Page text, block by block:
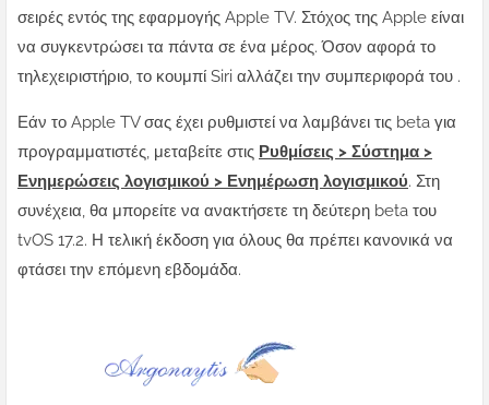
σειρές εντός της εφαρμογής Apple TV. Στόχος της Apple είναι
να συγκεντρώσει τα πάντα σε ένα μέρος. Όσον αφορά το
τηλεχειριστήριο, το κουμπί Siri αλλάζει την συμπεριφορά του .
Εάν το Apple TV σας έχει ρυθμιστεί να λαμβάνει τις beta για
προγραμματιστές, μεταβείτε στις Ρυθμίσεις > Σύστημα >
Ενημερώσεις λογισμικού > Ενημέρωση λογισμικού. Στη
συνέχεια, θα μπορείτε να ανακτήσετε τη δεύτερη beta του
tvOS 17.2. Η τελική έκδοση για όλους θα πρέπει κανονικά να
φτάσει την επόμενη εβδομάδα.